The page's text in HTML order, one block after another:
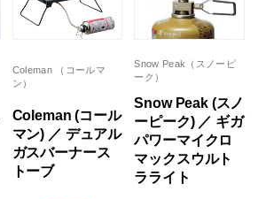
Coleman （コールマ
ン）
Coleman (コール
マン) ／ デュアル
ガスバーナース
トーブ
Snow Peak（スノーピ
ーク）
Snow Peak (スノ
ーピーク) ／ ギガ
パワーマイクロ
マックスウルト
ラライト